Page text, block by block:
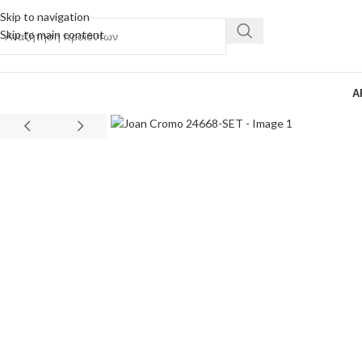
Skip to navigation
Skip to main content